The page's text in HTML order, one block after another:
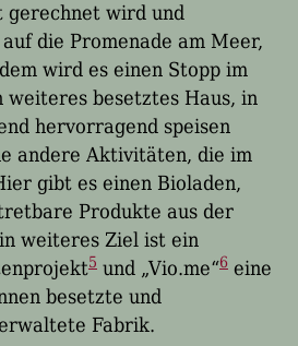
gerechnet wird und
die Promenade am Meer,
wird es einen Stopp im
weiteres besetztes Haus, in
hervorragend speisen
andere Aktivitäten, die im
gibt es einen Bioladen,
Produkte aus der
weiteres Ziel ist ein
5 und „Vio.me“6 eine
besetzte und
Fabrik.